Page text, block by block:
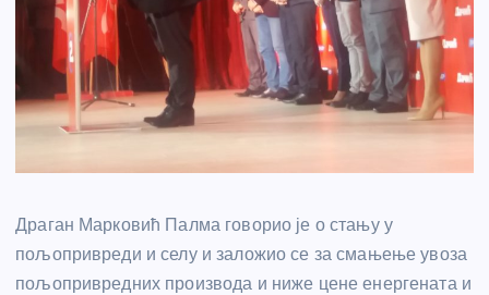
Драган Марковић Палма говорио је о стању у
пољопривреди и селу и заложио се за смањење увоза
пољопривредних производа и ниже цене енергената и